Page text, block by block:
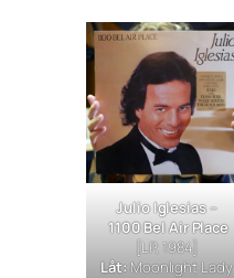
Julio Iglesias –
1100 Bel Air Place
[LP, 1984]
Låt:Moonlight Lady